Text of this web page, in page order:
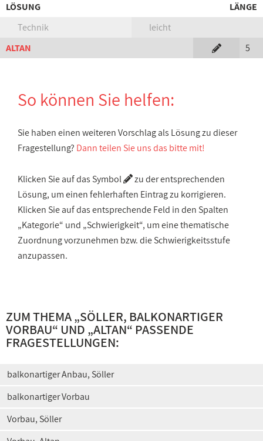
LÖSUNG
LÄNGE
Technik
leicht
ALTAN
5
So können Sie helfen:
Sie haben einen weiteren Vorschlag als Lösung zu dieser
Fragestellung? Dann teilen Sie uns das bitte mit!
Klicken Sie auf das Symbol
zu der entsprechenden
Lösung, um einen fehlerhaften Eintrag zu korrigieren.
Klicken Sie auf das entsprechende Feld in den Spalten
„Kategorie“ und „Schwierigkeit“, um eine thematische
Zuordnung vorzunehmen bzw. die Schwierigkeitsstufe
anzupassen.
ZUM THEMA „SÖLLER, BALKONARTIGER
VORBAU“ UND „ALTAN“ PASSENDE
FRAGESTELLUNGEN:
balkonartiger Anbau, Söller
balkonartiger Vorbau
Vorbau, Söller